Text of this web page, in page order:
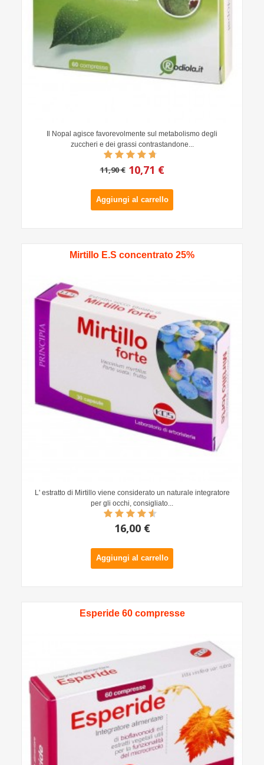
Il Nopal agisce favorevolmente sul metabolismo degli
zuccheri e dei grassi contrastandone...
11,90 € 10,71 €
Aggiungi al carrello
Mirtillo E.S concentrato 25%
L' estratto di Mirtillo viene considerato un naturale integratore
per gli occhi, consigliato...
16,00 €
Aggiungi al carrello
Esperide 60 compresse